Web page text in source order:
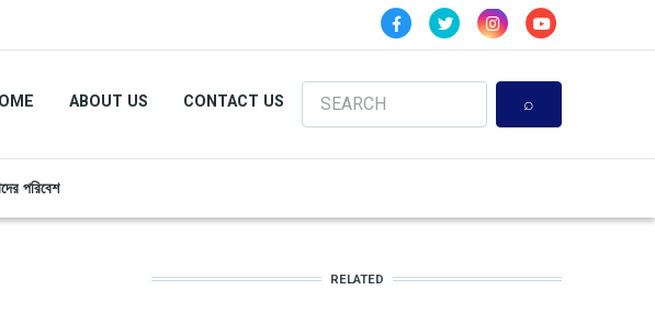
ABOUT US CONTACT US Search
পরিবেশ
RELATED